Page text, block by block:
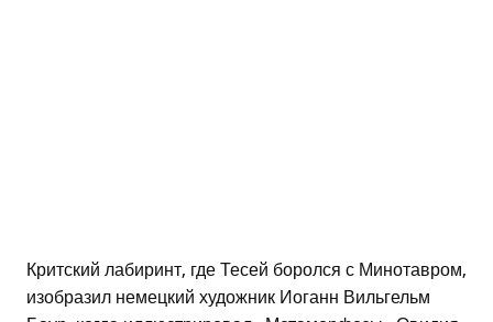
Критский лабиринт, где Тесей боролся с Минотавром,
изобразил немецкий художник Иоганн Вильгельм